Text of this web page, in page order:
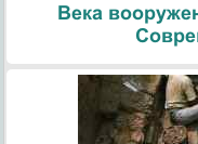
Века